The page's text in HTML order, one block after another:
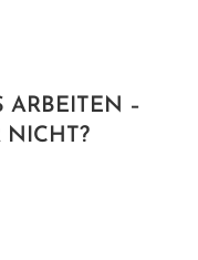
ARBEITEN –
NICHT?